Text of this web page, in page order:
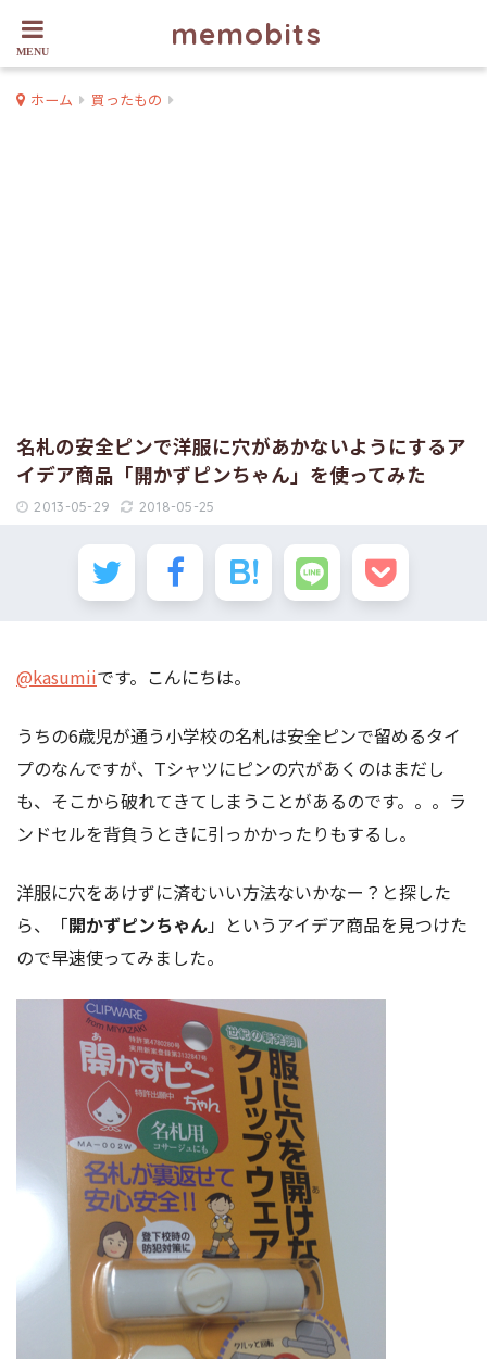
memobits
ホーム 買ったもの
名札の安全ピンで洋服に穴があかないようにするア
イデア商品「開かずピンちゃん」を使ってみた
2013-05-29 2018-05-25
@kasumiiです。こんにちは。
うちの6歳児が通う小学校の名札は安全ピンで留めるタイ
プのなんですが、Tシャツにピンの穴があくのはまだし
も、そこから破れてきてしまうことがあるのです。。。ラ
ンドセルを背負うときに引っかかったりもするし。
洋服に穴をあけずに済むいい方法ないかなー？と探した
ら、「開かずピンちゃん」というアイデア商品を見つけた
ので早速使ってみました。